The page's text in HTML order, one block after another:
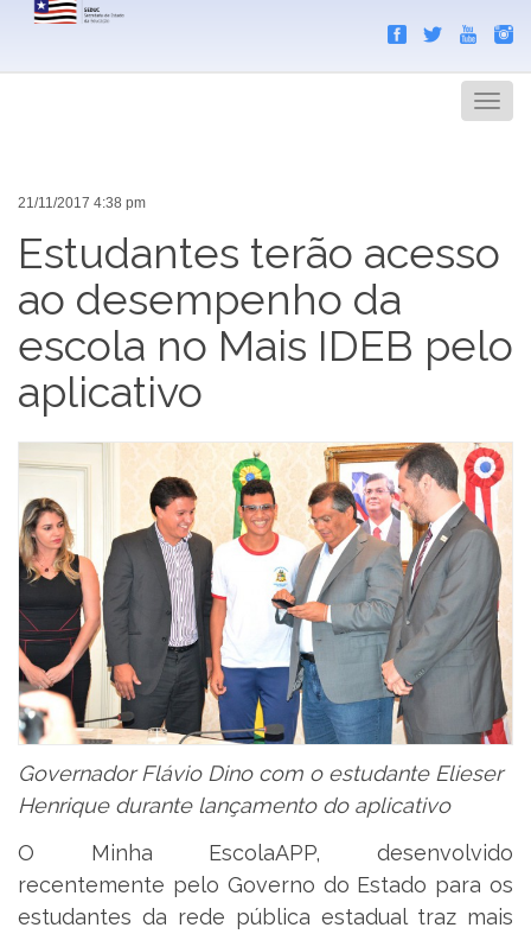
Menu
21/11/2017 4:38 pm
Estudantes terão acesso
ao desempenho da
escola no Mais IDEB pelo
aplicativo
Governador Flávio Dino com o estudante Elieser
Henrique durante lançamento do aplicativo
O Minha EscolaAPP, desenvolvido
recentemente pelo Governo do Estado para os
estudantes da rede pública estadual traz mais